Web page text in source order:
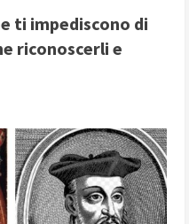
ti impediscono di
riconoscerli e